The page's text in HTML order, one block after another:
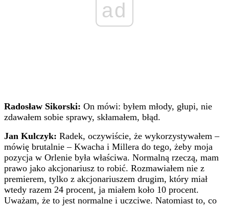
ad
Radosław Sikorski: On mówi: byłem młody, głupi, nie
zdawałem sobie sprawy, skłamałem, błąd.
Jan Kulczyk: Radek, oczywiście, że wykorzystywałem –
mówię brutalnie – Kwacha i Millera do tego, żeby moja
pozycja w Orlenie była właściwa. Normalną rzeczą, mam
prawo jako akcjonariusz to robić. Rozmawiałem nie z
premierem, tylko z akcjonariuszem drugim, który miał
wtedy razem 24 procent, ja miałem koło 10 procent.
Uważam, że to jest normalne i uczciwe. Natomiast to, co